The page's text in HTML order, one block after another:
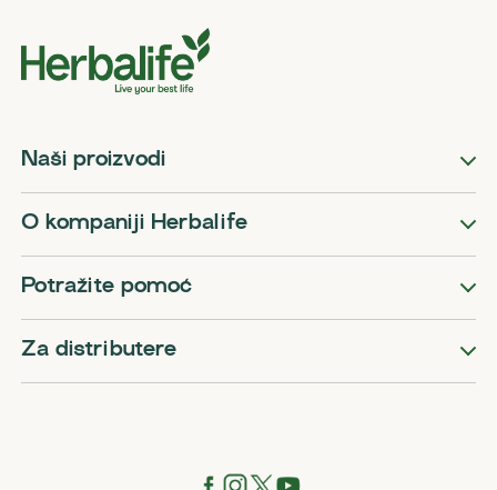
Naši proizvodi
O kompaniji Herbalife
Potražite pomoć
Za distributere